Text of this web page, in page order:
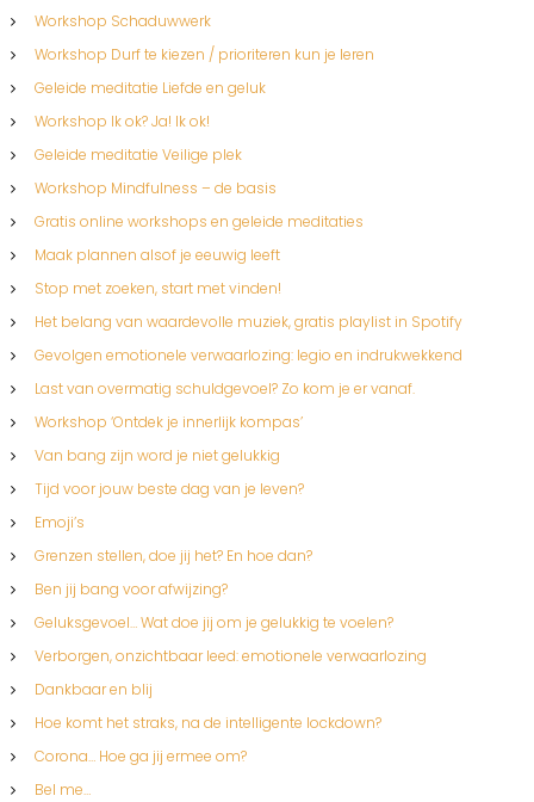
Workshop Schaduwwerk
Workshop Durf te kiezen / prioriteren kun je leren
Geleide meditatie Liefde en geluk
Workshop Ik ok? Ja! Ik ok!
Geleide meditatie Veilige plek
Workshop Mindfulness – de basis
Gratis online workshops en geleide meditaties
Maak plannen alsof je eeuwig leeft
Stop met zoeken, start met vinden!
Het belang van waardevolle muziek, gratis playlist in Spotify
Gevolgen emotionele verwaarlozing: legio en indrukwekkend
Last van overmatig schuldgevoel? Zo kom je er vanaf.
Workshop ‘Ontdek je innerlijk kompas’
Van bang zijn word je niet gelukkig
Tijd voor jouw beste dag van je leven?
Emoji’s
Grenzen stellen, doe jij het? En hoe dan?
Ben jij bang voor afwijzing?
Geluksgevoel… Wat doe jij om je gelukkig te voelen?
Verborgen, onzichtbaar leed: emotionele verwaarlozing
Dankbaar en blij
Hoe komt het straks, na de intelligente lockdown?
Corona… Hoe ga jij ermee om?
Bel me…